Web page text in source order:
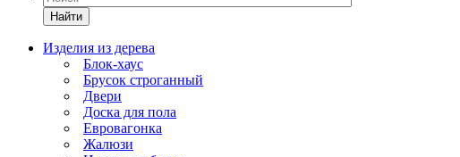
Найти
Изделия из дерева
Блок-хаус
Брусок строганный
Двери
Доска для пола
Евровагонка
Жалюзи